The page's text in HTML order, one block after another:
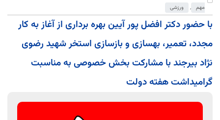
مهم , ورزشی
با حضور دکتر افضل پور آیین بهره برداری از آغاز به کار
مجدد، تعمیر، بهسازی و بازسازی استخر شهید رضوی
نژاد بیرجند با مشارکت بخش خصوصی به مناسبت
گرامیداشت هفته دولت